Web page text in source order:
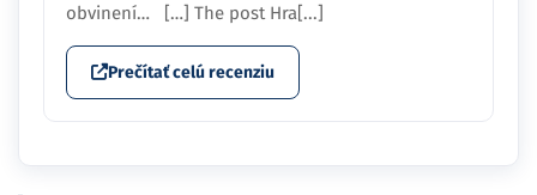
obvinení… […] The post Hra[...]
Prečítať celú recenziu